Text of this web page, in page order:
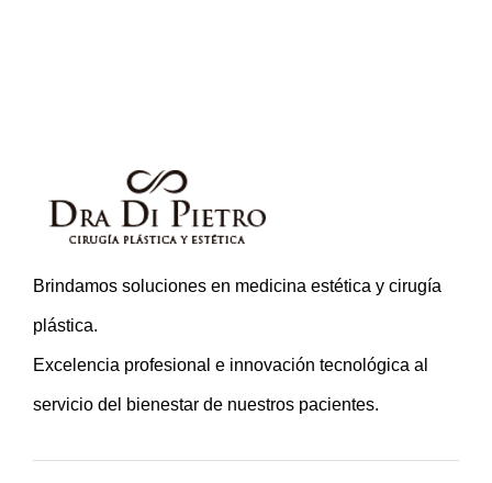
Brindamos soluciones en medicina estética y cirugía
plástica.
Excelencia profesional e innovación tecnológica al
servicio del bienestar de nuestros pacientes.